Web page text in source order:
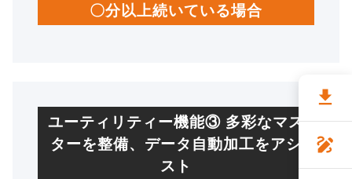
file_download
draw
〇分以上続いている場合
ユーティリティー機能③ 多彩なマス
ターを整備、データ自動加工をアシ
スト